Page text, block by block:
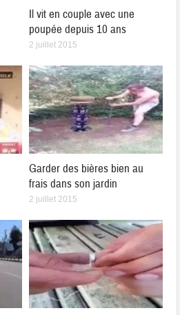
Il vit en couple avec une
poupée depuis 10 ans
2 juillet 2015
Garder des bières bien au
frais dans son jardin
2 juillet 2015